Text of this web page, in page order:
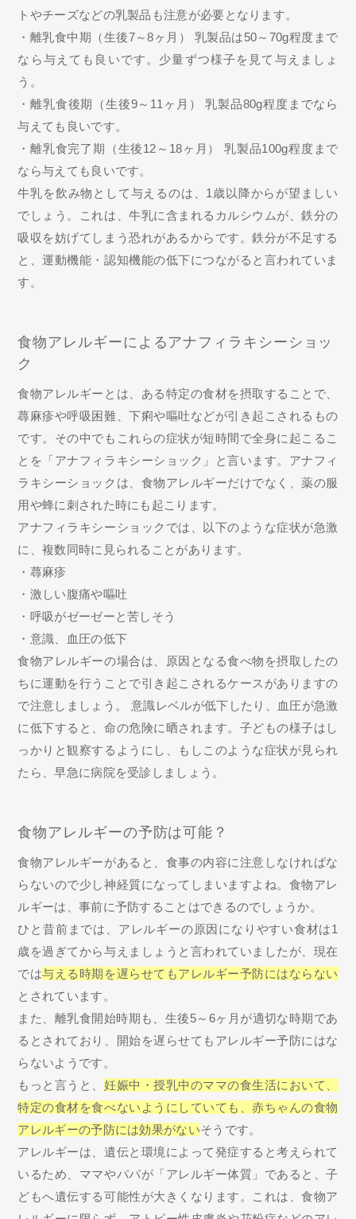
トやチーズなどの乳製品も注意が必要となります。
・離乳食中期（生後7～8ヶ月） 乳製品は50～70g程度まで
なら与えても良いです。少量ずつ様子を見て与えましょ
う。
・離乳食後期（生後9～11ヶ月） 乳製品80g程度までなら
与えても良いです。
・離乳食完了期（生後12～18ヶ月） 乳製品100g程度まで
なら与えても良いです。
牛乳を飲み物として与えるのは、1歳以降からが望ましい
でしょう。これは、牛乳に含まれるカルシウムが、鉄分の
吸収を妨げてしまう恐れがあるからです。鉄分が不足する
と、運動機能・認知機能の低下につながると言われていま
す。
食物アレルギーによるアナフィラキシーショッ
ク
食物アレルギーとは、ある特定の食材を摂取することで、
蕁麻疹や呼吸困難、下痢や嘔吐などが引き起こされるもの
です。その中でもこれらの症状が短時間で全身に起こるこ
とを「アナフィラキシーショック」と言います。アナフィ
ラキシーショックは、食物アレルギーだけでなく、薬の服
用や蜂に刺された時にも起こります。
アナフィラキシーショックでは、以下のような症状が急激
に、複数同時に見られることがあります。
・蕁麻疹
・激しい腹痛や嘔吐
・呼吸がゼーゼーと苦しそう
・意識、血圧の低下
食物アレルギーの場合は、原因となる食べ物を摂取したの
ちに運動を行うことで引き起こされるケースがありますの
で注意しましょう。 意識レベルが低下したり、血圧が急激
に低下すると、命の危険に晒されます。子どもの様子はし
っかりと観察するようにし、もしこのような症状が見られ
たら、早急に病院を受診しましょう。
食物アレルギーの予防は可能？
食物アレルギーがあると、食事の内容に注意しなければな
らないので少し神経質になってしまいますよね。食物アレ
ルギーは、事前に予防することはできるのでしょうか。
ひと昔前までは、アレルギーの原因になりやすい食材は1
歳を過ぎてから与えましょうと言われていましたが、現在
では与える時期を遅らせてもアレルギー予防にはならない
とされています。
また、離乳食開始時期も、生後5～6ヶ月が適切な時期であ
るとされており、開始を遅らせてもアレルギー予防にはな
らないようです。
もっと言うと、妊娠中・授乳中のママの食生活において、
特定の食材を食べないようにしていても、赤ちゃんの食物
アレルギーの予防には効果がないそうです。
アレルギーは、遺伝と環境によって発症すると考えられて
いるため、ママやパパが「アレルギー体質」であると、子
どもへ遺伝する可能性が大きくなります。これは、食物ア